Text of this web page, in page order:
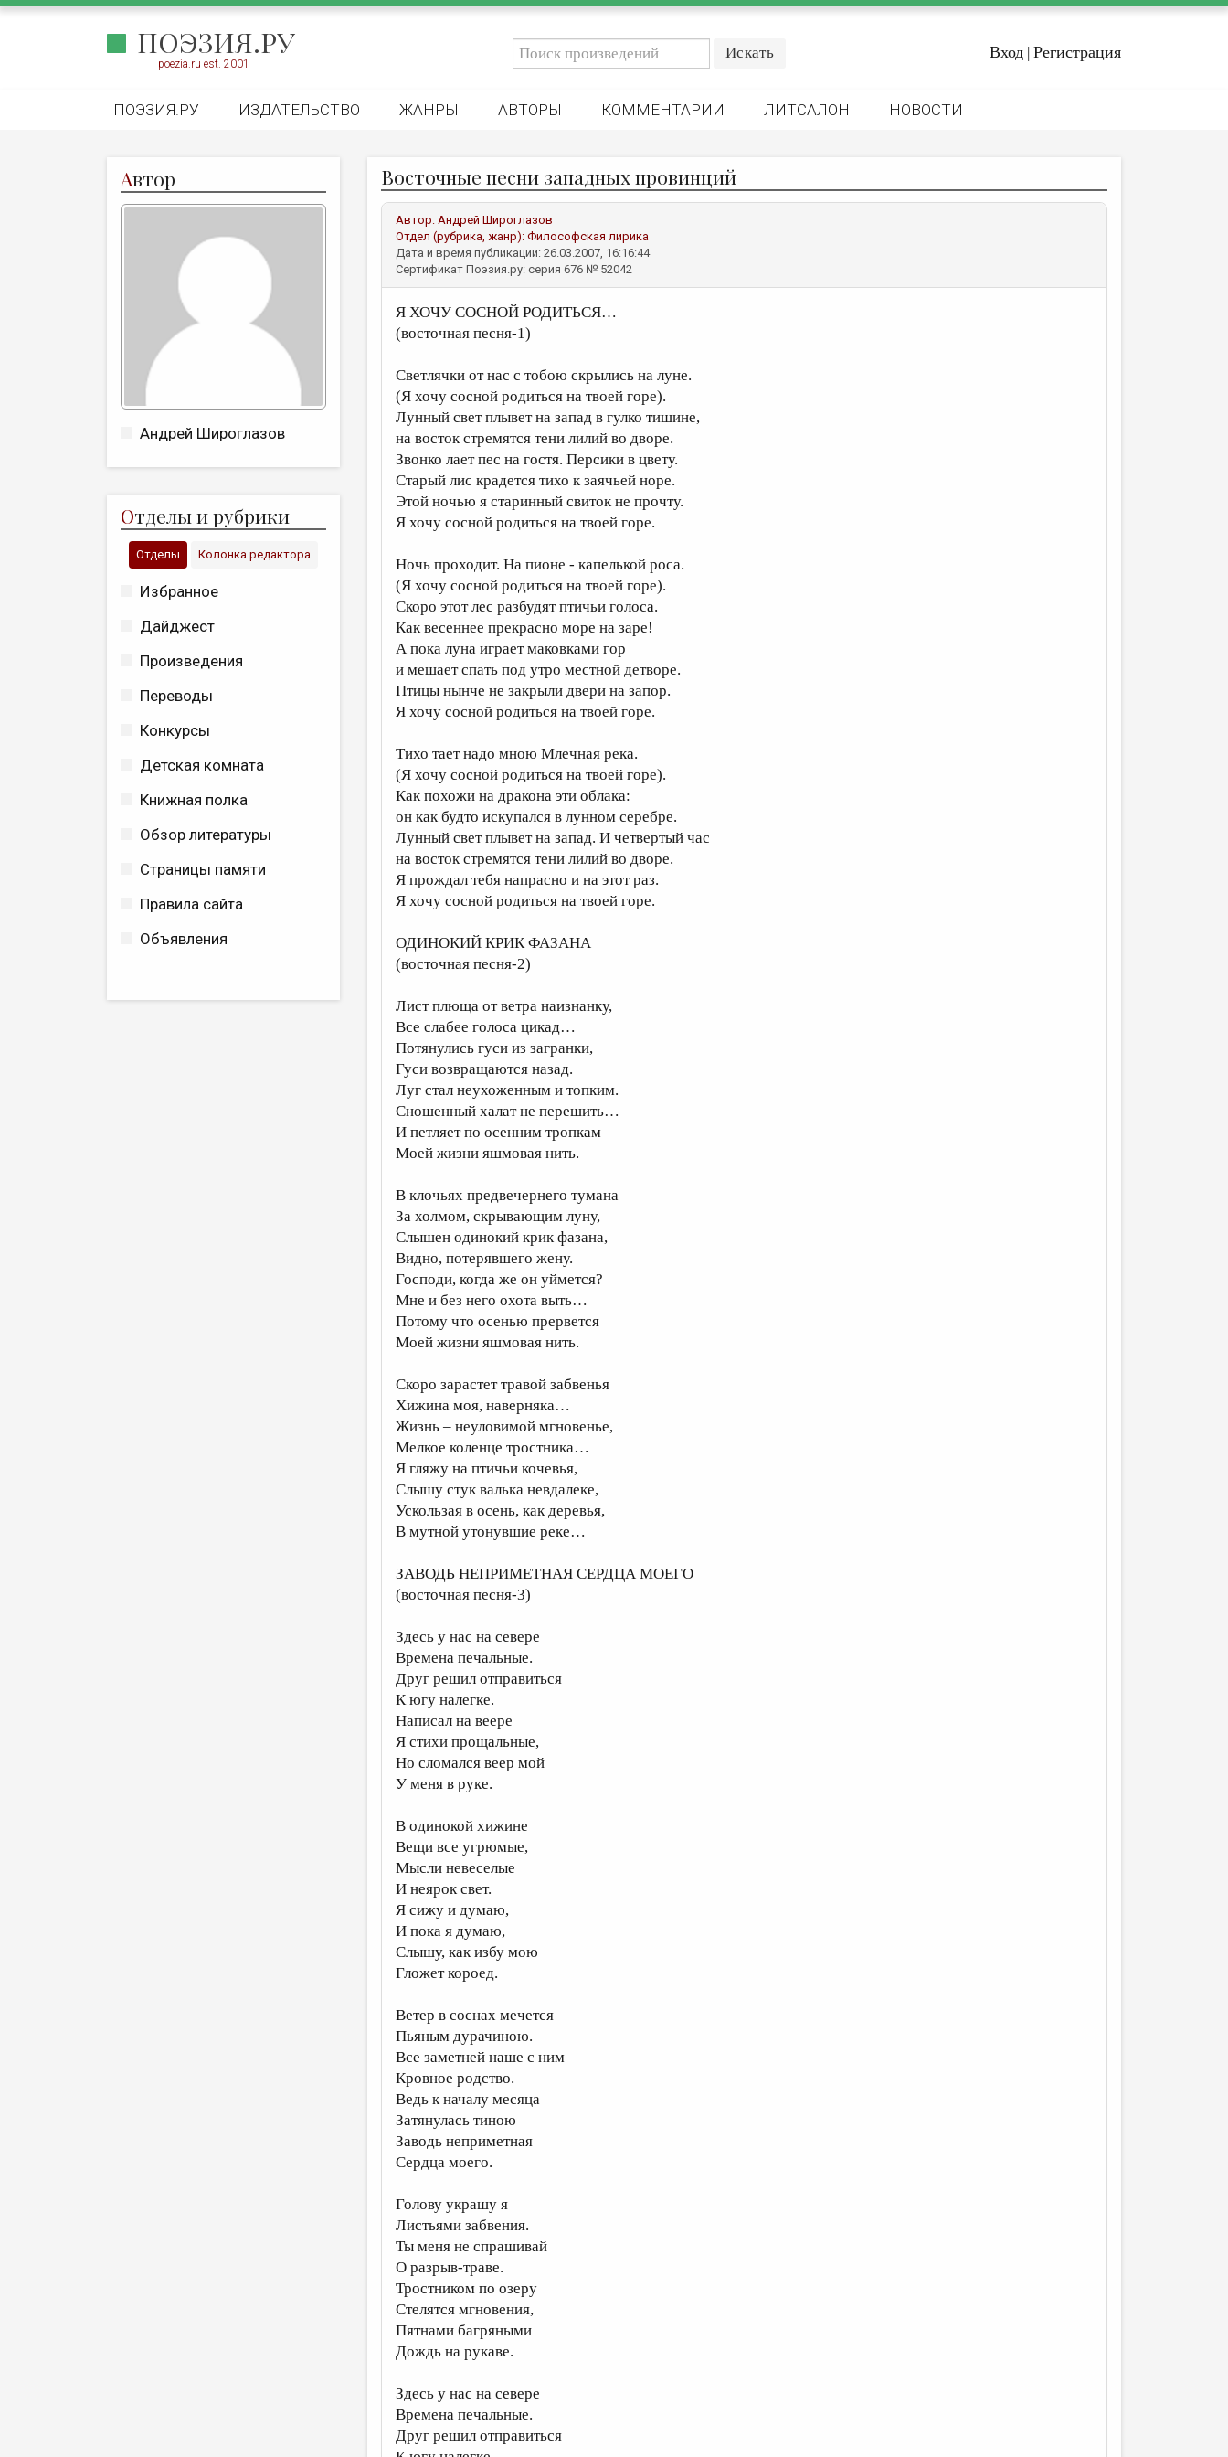
ПОЭЗИЯ.РУ
poezia.ru est. 2001
Вход | Регистрация
ПОЭЗИЯ.РУ ИЗДАТЕЛЬСТВО ЖАНРЫ АВТОРЫ КОММЕНТАРИИ ЛИТСАЛОН НОВОСТИ
Автор
Андрей Широглазов
Отделы и рубрики
Отделы Колонка редактора
Избранное
Дайджест
Произведения
Переводы
Конкурсы
Детская комната
Книжная полка
Обзор литературы
Страницы памяти
Правила сайта
Объявления
Восточные песни западных провинций
Автор: Андрей Широглазов
Отдел (рубрика, жанр): Философская лирика
Дата и время публикации: 26.03.2007, 16:16:44
Сертификат Поэзия.ру: серия 676 № 52042
Я ХОЧУ СОСНОЙ РОДИТЬСЯ…
(восточная песня-1)
Светлячки от нас с тобою скрылись на луне.
(Я хочу сосной родиться на твоей горе).
Лунный свет плывет на запад в гулко тишине,
на восток стремятся тени лилий во дворе.
Звонко лает пес на гостя. Персики в цвету.
Старый лис крадется тихо к заячьей норе.
Этой ночью я старинный свиток не прочту.
Я хочу сосной родиться на твоей горе.
Ночь проходит. На пионе - капелькой роса.
(Я хочу сосной родиться на твоей горе).
Скоро этот лес разбудят птичьи голоса.
Как весеннее прекрасно море на заре!
А пока луна играет маковками гор
и мешает спать под утро местной детворе.
Птицы нынче не закрыли двери на запор.
Я хочу сосной родиться на твоей горе.
Тихо тает надо мною Млечная река.
(Я хочу сосной родиться на твоей горе).
Как похожи на дракона эти облака:
он как будто искупался в лунном серебре.
Лунный свет плывет на запад. И четвертый час
на восток стремятся тени лилий во дворе.
Я прождал тебя напрасно и на этот раз.
Я хочу сосной родиться на твоей горе.
ОДИНОКИЙ КРИК ФАЗАНА
(восточная песня-2)
Лист плюща от ветра наизнанку,
Все слабее голоса цикад…
Потянулись гуси из загранки,
Гуси возвращаются назад.
Луг стал неухоженным и топким.
Сношенный халат не перешить…
И петляет по осенним тропкам
Моей жизни яшмовая нить.
В клочьях предвечернего тумана
За холмом, скрывающим луну,
Слышен одинокий крик фазана,
Видно, потерявшего жену.
Господи, когда же он уймется?
Мне и без него охота выть…
Потому что осенью прервется
Моей жизни яшмовая нить.
Скоро зарастет травой забвенья
Хижина моя, наверняка…
Жизнь – неуловимой мгновенье,
Мелкое коленце тростника…
Я гляжу на птичьи кочевья,
Слышу стук валька невдалеке,
Ускользая в осень, как деревья,
В мутной утонувшие реке…
ЗАВОДЬ НЕПРИМЕТНАЯ СЕРДЦА МОЕГО
(восточная песня-3)
Здесь у нас на севере
Времена печальные.
Друг решил отправиться
К югу налегке.
Написал на веере
Я стихи прощальные,
Но сломался веер мой
У меня в руке.
В одинокой хижине
Вещи все угрюмые,
Мысли невеселые
И неярок свет.
Я сижу и думаю,
И пока я думаю,
Слышу, как избу мою
Гложет короед.
Ветер в соснах мечется
Пьяным дурачиною.
Все заметней наше с ним
Кровное родство.
Ведь к началу месяца
Затянулась тиною
Заводь неприметная
Сердца моего.
Голову украшу я
Листьями забвения.
Ты меня не спрашивай
О разрыв-траве.
Тростником по озеру
Стелятся мгновения,
Пятнами багряными
Дождь на рукаве.
Здесь у нас на севере
Времена печальные.
Друг решил отправиться